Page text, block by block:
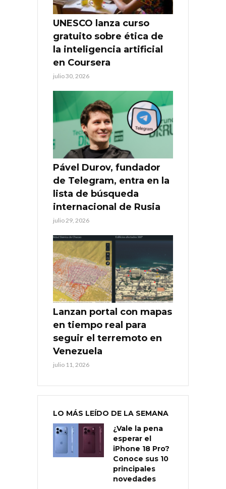
UNESCO lanza curso
gratuito sobre ética de
la inteligencia artificial
en Coursera
julio 30, 2026
Pável Durov, fundador
de Telegram, entra en la
lista de búsqueda
internacional de Rusia
julio 29, 2026
Lanzan portal con mapas
en tiempo real para
seguir el terremoto en
Venezuela
julio 11, 2026
LO MÁS LEÍDO DE LA SEMANA
¿Vale la pena
esperar el
iPhone 18 Pro?
Conoce sus 10
principales
novedades